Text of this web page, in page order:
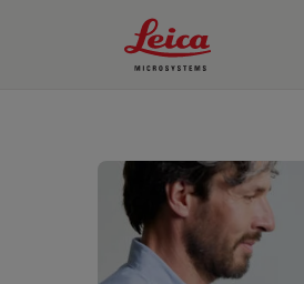
Leica Microsystems